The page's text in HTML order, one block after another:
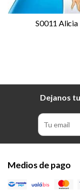
S0011 Alicia
Dejanos
Medios de pago